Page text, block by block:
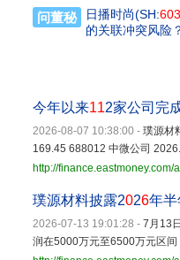
问董秘 日播时尚(SH:
的关联冲突风险
今年以来112家公司完
2026-08-07 10:38:00 - 璞源材
169.45 688012 中微公司
http://
璞源材料披露2026年
2026-07-13 19:01:28 - 7月13
润在5000万元至6500万元区